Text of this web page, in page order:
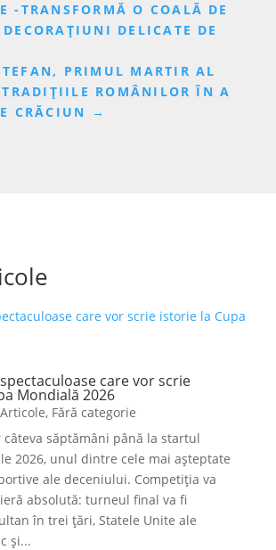
-TRANSFORMĂ O COALĂ DE
DELICATE DE
PRIMUL MARTIR AL
ROMÂNILOR ÎN A
CRĂCIUN →
care vor scrie
Mondială 2026
Articole, Fără categorie
săptămâni până la startul
2026, unul dintre cele mai așteptate
ale deceniului. Competiția va
absolută: turneul final va fi
în trei țări, Statele Unite ale
și...